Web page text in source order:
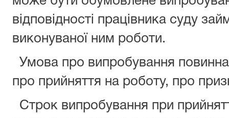
відповідності працівника суду
виконуваної ним роботи.
Умова про випробування
про прийняття на роботу, про
Строк випробування при